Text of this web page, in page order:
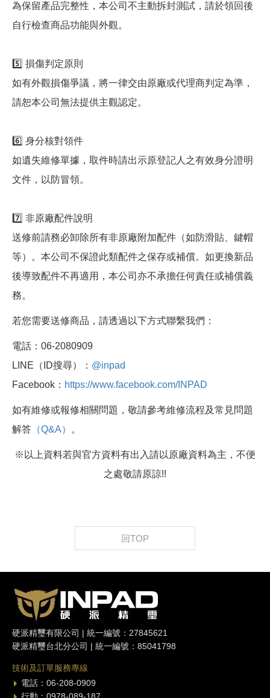
為保留產品完整性，本公司不主動拆封測試，請於領回後
自行檢查商品功能與外觀。
5️⃣ 損傷判定原則
如有外觀損傷爭議，將一律交由原廠或代理商判定為準，
請恕本公司無法提供主觀認定。
6️⃣ 身分核對領件
如遺失維修單據，取件時請出示原登記人之有效身分證明
文件，以防冒領。
7️⃣ 非原廠配件說明
送修前請務必卸除所有非原廠附加配件（如防滑貼、鍵帽
等）。本公司不保證此類配件之保存或補償。如更換新品
後導致配件不再適用，本公司亦不承擔任何責任或補償義
務。
若您需要送修商品，請透過以下方式聯繫我們：
電話：06-2080909
LINE（ID搜尋）： @inpad
Facebook： https://www.facebook.com/INPAD
如有維修或報修相關問題，敬請參考維修流程及常見問題
解答 （Q&A） 。
※以上資料若與官方資料有出入請以原廠資料為主，不便
之處敬請原諒!!
回TOP
硬派精璽有限公司 | 統一編號：27845621
硬派精璽台北分公司 | 統一編號：85041798
技術及訂單服務專線
電話：06-208-0909